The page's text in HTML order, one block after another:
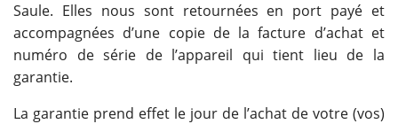
Saule. Elles nous sont retournées en port payé et
accompagnées d’une copie de la facture d’achat et
numéro de série de l’appareil qui tient lieu de la
garantie.
La garantie prend effet le jour de l’achat de votre (vos)